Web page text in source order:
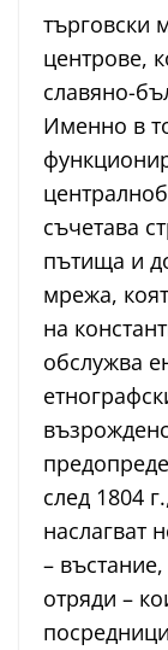
търговски
центрове,
славяно-
Именно в
съчетава
пътища и
мрежа,
на
обслужва
след 1804
наслагват
–
отряди –